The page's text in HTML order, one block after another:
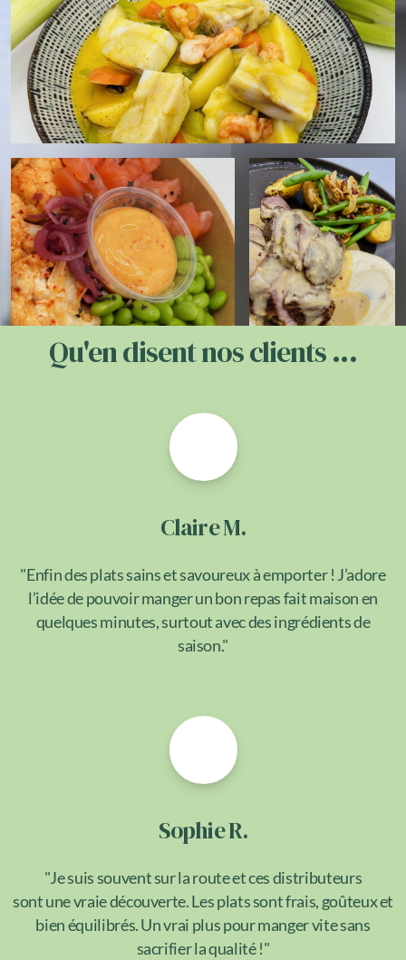
Qu'en disent nos clients ...
Claire M.
"Enfin des plats sains et savoureux à emporter ! J’adore
l’idée de pouvoir manger un bon repas fait maison en
quelques minutes, surtout avec des ingrédients de
saison."
Sophie R.
"Je suis souvent sur la route et ces distributeurs
sont une vraie découverte. Les plats sont frais, goûteux et
bien équilibrés. Un vrai plus pour manger vite sans
sacrifier la qualité !"